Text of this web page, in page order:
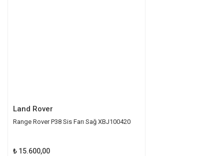
Land Rover
Range Rover P38 Sis Farı Sağ XBJ100420
₺ 15.600,00